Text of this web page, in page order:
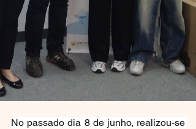
No passado dia 8 de junho, realizou-se